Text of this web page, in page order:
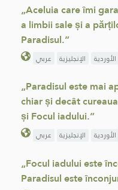
„Aceluia care îmi
a limbii sale și a
Paradisul.”
عربي الإنجليزية الأوردية
„Paradisul este mai
chiar și decât
și Focul iadului.”
عربي الإنجليزية الأوردية
„Focul iadului este
Paradisul este